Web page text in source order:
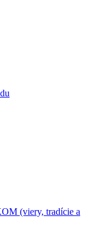
(viery, tradície a